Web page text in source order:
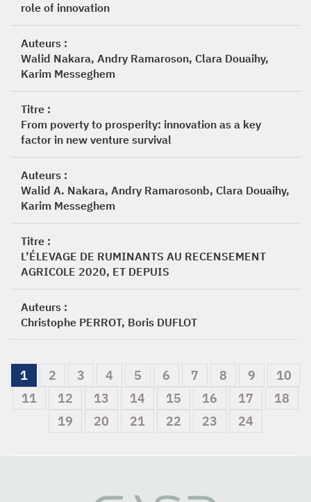
role of innovation
Auteurs :
Walid Nakara, Andry Ramaroson, Clara Douaihy,
Karim Messeghem
Titre :
From poverty to prosperity: innovation as a key
factor in new venture survival
Auteurs :
Walid A. Nakara, Andry Ramarosonb, Clara Douaihy,
Karim Messeghem
Titre :
L’ÉLEVAGE DE RUMINANTS AU RECENSEMENT
AGRICOLE 2020, ET DEPUIS
Auteurs :
Christophe PERROT, Boris DUFLOT
1 2 3 4 5 6 7 8 9
10
11
12 13 14 15 16 17
18
19
20 21 22 23 24